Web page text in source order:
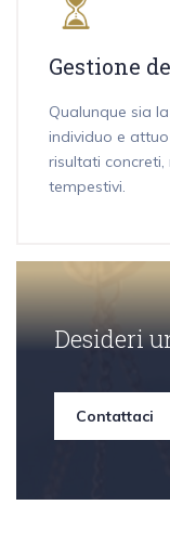
Gestione
Qualunque sia
individuo e
risultati
tempestivi.
Desideri
Contattaci